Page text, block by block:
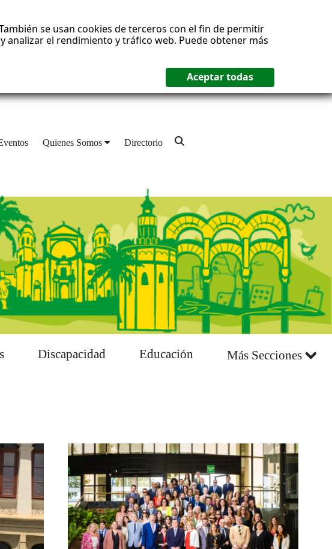
se usan cookies de terceros con el fin de permitir
analizar el rendimiento y tráfico web. Puede obtener más
Quienes Somos Directorio
Discapacidad Educación Más Secciones